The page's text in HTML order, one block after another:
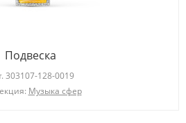
Подвеска
303107-128-0019
Музыка сфер